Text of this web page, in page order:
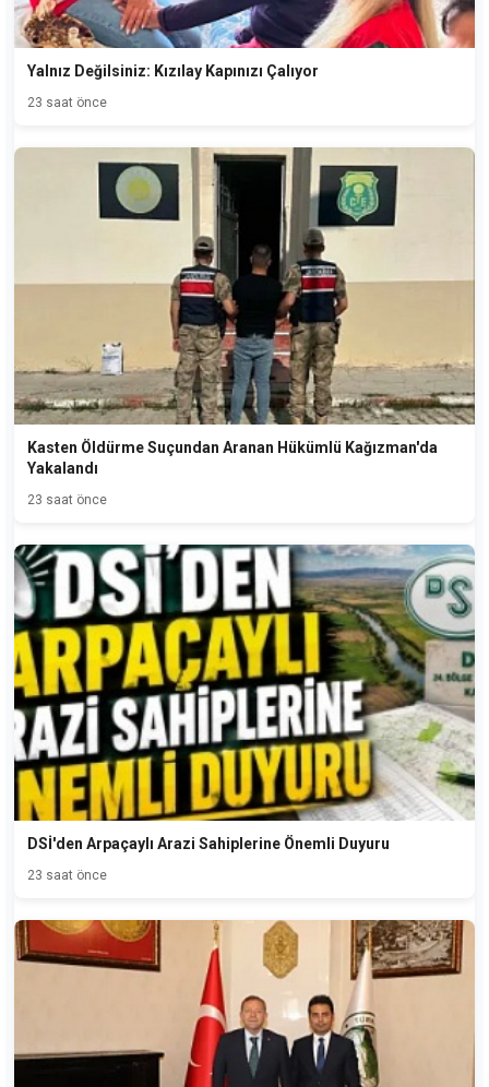
Yalnız Değilsiniz: Kızılay Kapınızı Çalıyor
23 saat önce
Kasten Öldürme Suçundan Aranan Hükümlü Kağızman'da
Yakalandı
23 saat önce
DSİ'den Arpaçaylı Arazi Sahiplerine Önemli Duyuru
23 saat önce